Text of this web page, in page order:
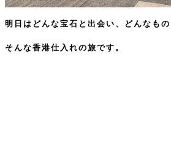
明日はどんな宝石と出会い、どんなも
そんな香港仕入れの旅です。